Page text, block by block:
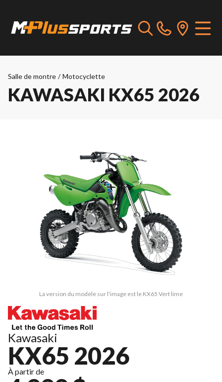
Salle de montre / Motocyclette
KAWASAKI KX65 2026
La version du modèle sur l'image est le KX65 Vert lime
Kawasaki
KX65 2026
À partir de